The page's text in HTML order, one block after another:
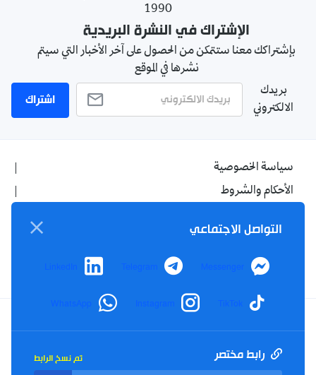
1990
الإشتراك في النشرة البريدية
بإشتراكك معنا ستتمكن من الحصول على آخر الأخبار التي سيتم
نشرها في الموقع
بريدك
الالكتروني
اشتراك
سياسة الخصوصية
الأحكام والشروط
اتصل بنا
من نحن
Facebook
YouTube
TikTok
Twitter
التواصل الاجتماعي
Messenger
Telegram
LinkedIn
TikTok
Instagram
WhatsApp
رابط مختصر تم نسخ الرابط